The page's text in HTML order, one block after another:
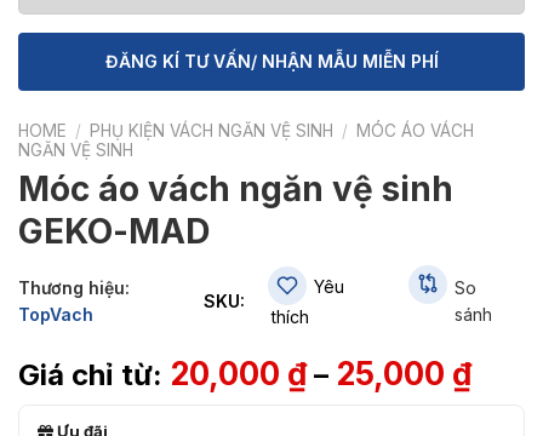
ĐĂNG KÍ TƯ VẤN/ NHẬN MẪU MIỄN PHÍ
HOME / PHỤ KIỆN VÁCH NGĂN VỆ SINH /
MÓC ÁO VÁCH
NGĂN VỆ SINH
Móc áo vách ngăn vệ sinh
GEKO-MAD
Thương hiệu:
TopVach
SKU:
Yêu
thích
So
sánh
20,000 ₫– 25,000 ₫
Ưu đãi